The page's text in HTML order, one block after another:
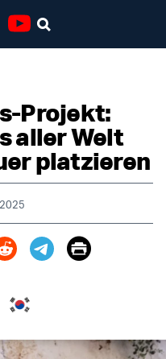
Projekt:
aller Welt
platzieren
Print